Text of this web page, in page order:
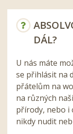
DÁL?
U nás máte
se přihlásit na
přátelům na
na různých
přírody, nebo i
nikdy nudit